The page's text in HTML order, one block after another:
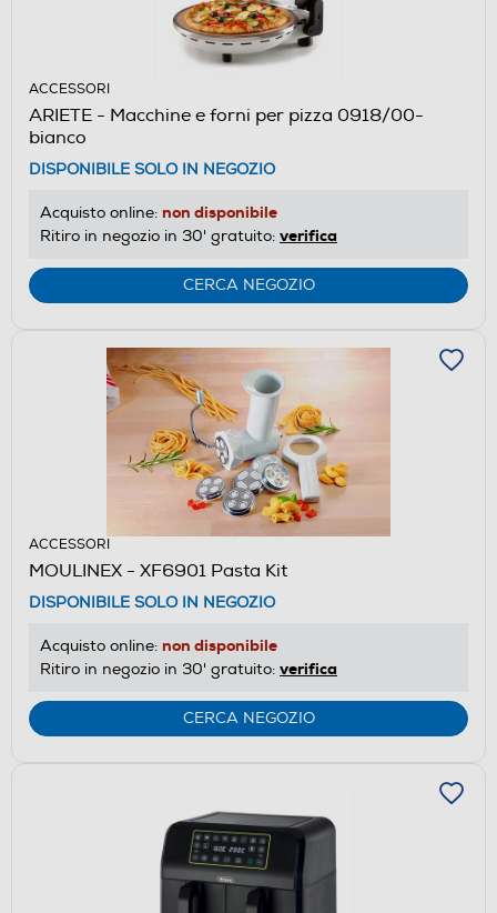
ACCESSORI
ARIETE - Macchine e forni per pizza 0918/00-
bianco
DISPONIBILE SOLO IN NEGOZIO
Acquisto online: non disponibile
Ritiro in negozio in 30' gratuito: verifica
CERCA NEGOZIO
ACCESSORI
MOULINEX - XF6901 Pasta Kit
DISPONIBILE SOLO IN NEGOZIO
Acquisto online: non disponibile
Ritiro in negozio in 30' gratuito: verifica
CERCA NEGOZIO